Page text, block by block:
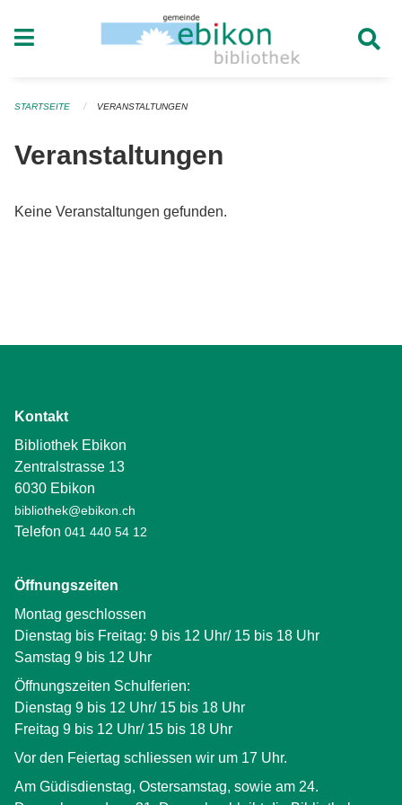
STARTSEITE VERANSTALTUNGEN
Veranstaltungen
Keine Veranstaltungen gefunden.
Kontakt
Bibliothek Ebikon
Zentralstrasse 13
6030 Ebikon
bibliothek@ebikon.ch
Telefon 041 440 54 12
Öffnungszeiten
Montag geschlossen
Dienstag bis Freitag: 9 bis 12 Uhr/ 15 bis 18 Uhr
Samstag 9 bis 12 Uhr
Öffnungszeiten Schulferien:
Dienstag 9 bis 12 Uhr/ 15 bis 18 Uhr
Freitag 9 bis 12 Uhr/ 15 bis 18 Uhr
Vor den Feiertag schliessen wir um 17 Uhr.
Am Güdisdienstag, Ostersamstag, sowie am 24.